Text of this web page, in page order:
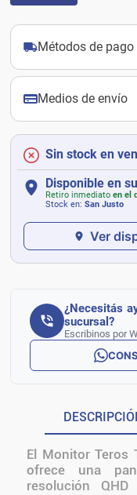
Métodos de pago
Medios de envío
Sin stock en
Disponible en
Retiro inmediato en el
Stock en: San Justo
Ver
¿Necesitás
sucursal?
Escribinos por
El Monitor Teros
ofrece una
resolución